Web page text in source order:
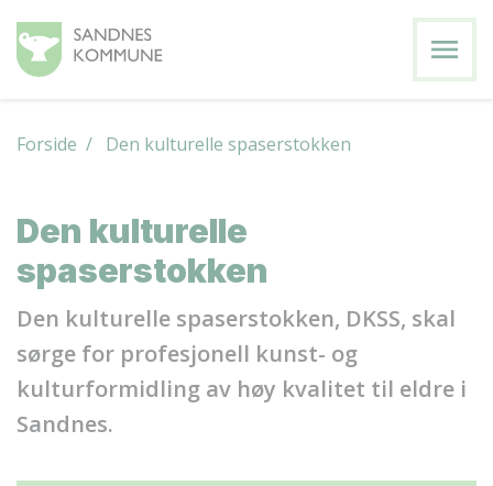
menu
Forside / Den kulturelle spaserstokken
Den kulturelle
spaserstokken
Den kulturelle spaserstokken, DKSS, skal
sørge for profesjonell kunst- og
kulturformidling av høy kvalitet til eldre i
Sandnes.